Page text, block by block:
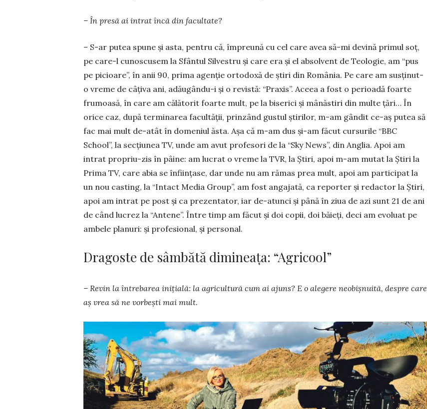
– În presă ai intrat încă din facultate?
– S-ar putea spune şi asta, pentru că, împreună cu cel care avea să-mi de­vină primul soţ,
pe care-l cunoscusem la Sfântul Silvestru şi care era și el absolvent de Teologie, am “pus
pe picioare”, în anii 90, prima agenţie ortodoxă de ştiri din România. Pe care am susţinut-
o vreme de câţiva ani, adău­gându-i şi o revistă: “Praxis”. Aceea a fost o pe­rioadă foarte
frumoasă, în care am călătorit foarte mult, pe la biserici şi mânăstiri din multe ţări… În
orice caz, după terminarea facultăţii, prinzând gustul ştirilor, m-am gândit ce-aş putea să
fac mai mult de-atât în domeniul ăsta. Aşa că m-am dus şi-am făcut cursurile “BBC
School”, la secţiunea TV, unde am avut profesori de la “Sky News”, din Anglia. Apoi am
intrat propriu-zis în pâine: am lucrat o vreme la TVR, la Ştiri, apoi m-am mutat la Ştiri la
Prima TV, care abia se înfiinţase, dar unde nu am rămas prea mult, apoi am participat la
un nou casting, la “Intact Media Group”, am fost angajată, ca reporter şi redactor la Ştiri,
apoi am intrat pe post şi ca prezentator, iar de-atunci şi până în ziua de azi sunt 21 de ani
de când lucrez la “Antene”. Între timp am făcut şi doi copii, doi băieţi, deci am evoluat pe
ambele planuri: şi profesional, şi personal.
Dragoste de sâmbătă dimineața: “Agricool”
– Revin la întrebarea inițială: la agri­cultură cum ai ajuns? E o alegere neobișnuită, despre care
aș vrea să ne vorbești mai mult.